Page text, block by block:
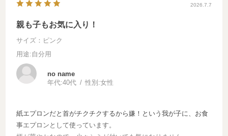
2026.7.7
親も子もお気に入り！
サイズ：ピンク
用途:自分用
no name
年代:40代 性別:女性
紙エプロンだと首がチクチクするから嫌！という我が子に、お食
事エプロンとして使っています。